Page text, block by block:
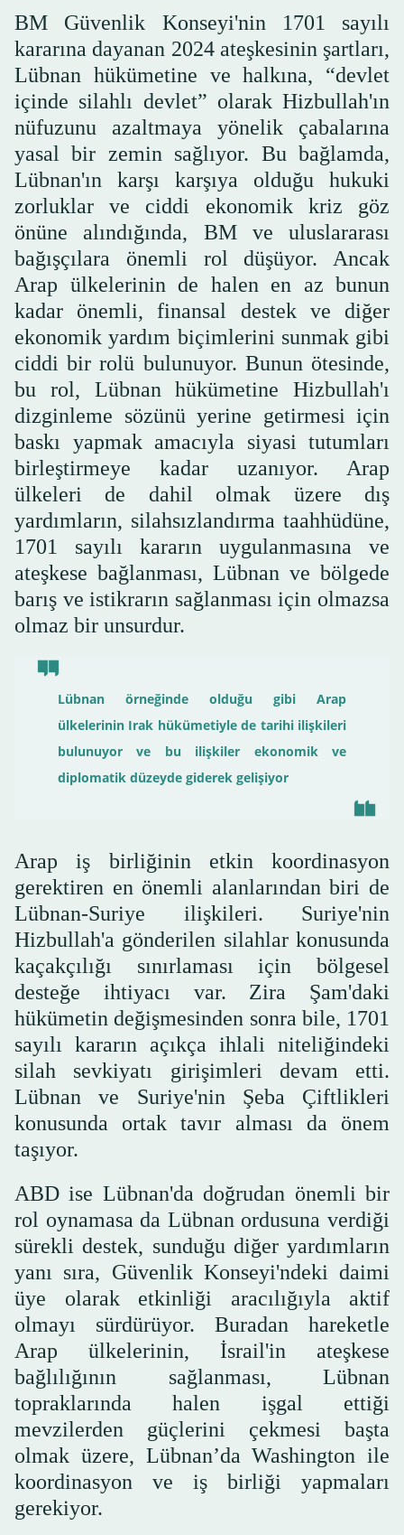
BM Güvenlik Konseyi'nin 1701 sayılı
kararına dayanan 2024 ateşkesinin şartları,
Lübnan hükümetine ve halkına, “devlet
içinde silahlı devlet” olarak Hizbullah'ın
nüfuzunu azaltmaya yönelik çabalarına
yasal bir zemin sağlıyor. Bu bağlamda,
Lübnan'ın karşı karşıya olduğu hukuki
zorluklar ve ciddi ekonomik kriz göz
önüne alındığında, BM ve uluslararası
bağışçılara önemli rol düşüyor. Ancak
Arap ülkelerinin de halen en az bunun
kadar önemli, finansal destek ve diğer
ekonomik yardım biçimlerini sunmak gibi
ciddi bir rolü bulunuyor. Bunun ötesinde,
bu rol, Lübnan hükümetine Hizbullah'ı
dizginleme sözünü yerine getirmesi için
baskı yapmak amacıyla siyasi tutumları
birleştirmeye kadar uzanıyor. Arap
ülkeleri de dahil olmak üzere dış
yardımların, silahsızlandırma taahhüdüne,
1701 sayılı kararın uygulanmasına ve
ateşkese bağlanması, Lübnan ve bölgede
barış ve istikrarın sağlanması için olmazsa
olmaz bir unsurdur.
Lübnan örneğinde olduğu gibi Arap
ülkelerinin Irak hükümetiyle de tarihi ilişkileri
bulunuyor ve bu ilişkiler ekonomik ve
diplomatik düzeyde giderek gelişiyor
Arap iş birliğinin etkin koordinasyon
gerektiren en önemli alanlarından biri de
Lübnan-Suriye ilişkileri. Suriye'nin
Hizbullah'a gönderilen silahlar konusunda
kaçakçılığı sınırlaması için bölgesel
desteğe ihtiyacı var. Zira Şam'daki
hükümetin değişmesinden sonra bile, 1701
sayılı kararın açıkça ihlali niteliğindeki
silah sevkiyatı girişimleri devam etti.
Lübnan ve Suriye'nin Şeba Çiftlikleri
konusunda ortak tavır alması da önem
taşıyor.
ABD ise Lübnan'da doğrudan önemli bir
rol oynamasa da Lübnan ordusuna verdiği
sürekli destek, sunduğu diğer yardımların
yanı sıra, Güvenlik Konseyi'ndeki daimi
üye olarak etkinliği aracılığıyla aktif
olmayı sürdürüyor. Buradan hareketle
Arap ülkelerinin, İsrail'in ateşkese
bağlılığının sağlanması, Lübnan
topraklarında halen işgal ettiği
mevzilerden güçlerini çekmesi başta
olmak üzere, Lübnan’da Washington ile
koordinasyon ve iş birliği yapmaları
gerekiyor.